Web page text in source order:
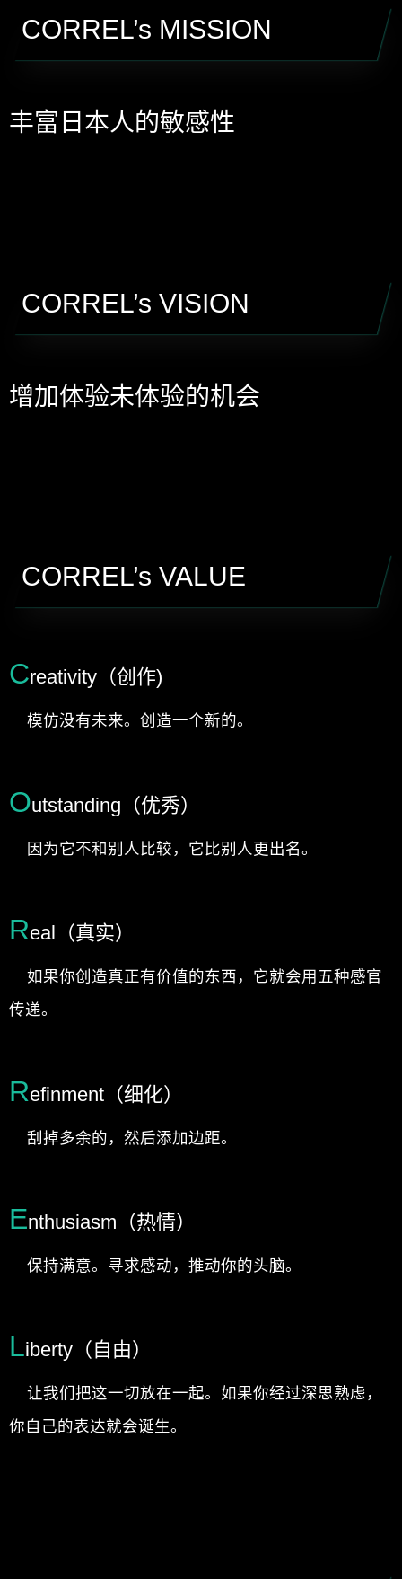
CORREL’s MISSION
丰富日本人的敏感性
CORREL’s VISION
增加体验未体验的机会
CORREL’s VALUE
Creativity（创作)
模仿没有未来。创造一个新的。
Outstanding（优秀）
因为它不和别人比较，它比别人更出名。
Real（真实）
如果你创造真正有价值的东西，它就会用五种感官
传递。
Refinment（细化）
刮掉多余的，然后添加边距。
Enthusiasm（热情）
保持满意。寻求感动，推动你的头脑。
Liberty（自由）
让我们把这一切放在一起。如果你经过深思熟虑，
你自己的表达就会诞生。